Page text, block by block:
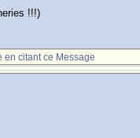
!!!)
en citant ce Message